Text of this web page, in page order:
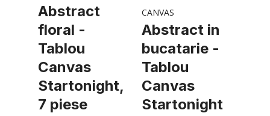
Abstract
floral -
Tablou
Canvas
Startonight,
7 piese
CANVAS
Abstract in
bucatarie -
Tablou
Canvas
Startonight